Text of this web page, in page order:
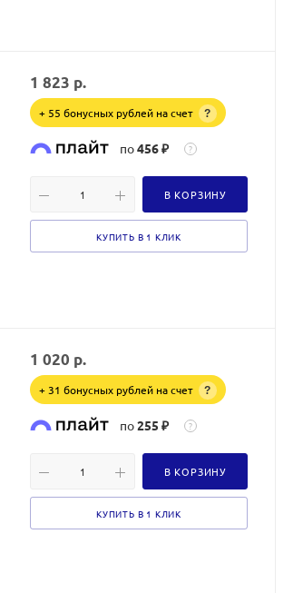
1 823 р.
+ 55 бонусных рублей на счет ?
по456 ₽ ?
В КОРЗИНУ
КУПИТЬ В 1 КЛИК
1 020 р.
+ 31 бонусных рублей на счет ?
по255 ₽ ?
В КОРЗИНУ
КУПИТЬ В 1 КЛИК